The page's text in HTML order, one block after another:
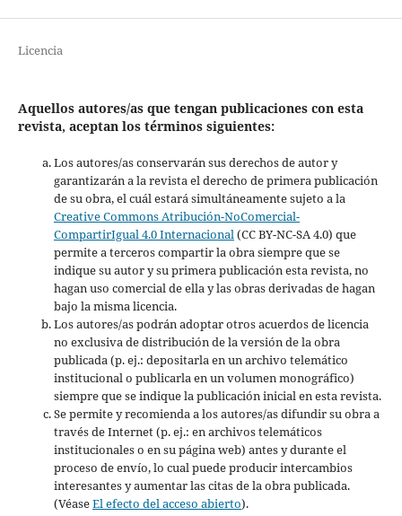
Licencia
Aquellos autores/as que tengan publicaciones con esta
revista, aceptan los términos siguientes:
Los autores/as conservarán sus derechos de autor y
garantizarán a la revista el derecho de primera publicación
de su obra, el cuál estará simultáneamente sujeto a la
Creative Commons Atribución-NoComercial-
CompartirIgual 4.0 Internacional(CC BY-NC-SA 4.0) que
permite a terceros compartir la obra siempre que se
indique su autor y su primera publicación esta revista, no
hagan uso comercial de ella y las obras derivadas de hagan
bajo la misma licencia.
Los autores/as podrán adoptar otros acuerdos de licencia
no exclusiva de distribución de la versión de la obra
publicada (p. ej.: depositarla en un archivo telemático
institucional o publicarla en un volumen monográfico)
siempre que se indique la publicación inicial en esta revista.
Se permite y recomienda a los autores/as difundir su obra a
través de Internet (p. ej.: en archivos telemáticos
institucionales o en su página web) antes y durante el
proceso de envío, lo cual puede producir intercambios
interesantes y aumentar las citas de la obra publicada.
(VéaseEl efecto del acceso abierto).